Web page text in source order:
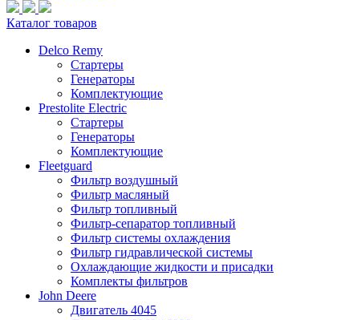
Каталог товаров
Delco Remy
Стартеры
Генераторы
Комплектующие
Prestolite Electric
Стартеры
Генераторы
Комплектующие
Fleetguard
Фильтр воздушный
Фильтр масляный
Фильтр топливный
Фильтр-сепаратор топливный
Фильтр системы охлаждения
Фильтр гидравлической системы
Охлаждающие жидкости и присадки
Комплекты фильтров
John Deere
Двигатель 4045